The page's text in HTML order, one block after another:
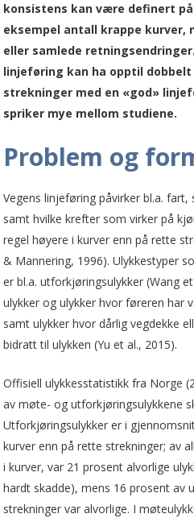
konsistens kan være definert
eksempel antall krappe kurver,
eller samlede
linjeføring kan ha opptil
strekninger med en «god»
spriker mye mellom studiene.
Problem og
Vegens linjeføring påvirker bl.a.
samt hvilke krefter som virker på
regel høyere i kurver enn på rette
& Mannering, 1996). Ulykkestyper
er bl.a. utforkjøringsulykker (Wang
ulykker og ulykker hvor føreren har
samt ulykker hvor dårlig vegdekke
bidratt til ulykken (Yu et al., 2015).
Offisiell ulykkesstatistikk fra Norge
av møte- og utforkjøringsulykkene
Utforkjøringsulykker er i
kurver enn på rette strekninger; av
i kurver, var 21 prosent alvorlige
hardt skadde), mens 16 prosent av
strekninger var alvorlige. I